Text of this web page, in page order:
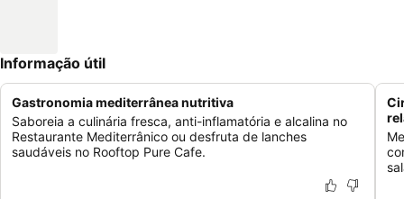
Informação útil
Gastronomia mediterrânea nutritiva
Saboreia a culinária fresca, anti-inflamatória e alcalina no
Restaurante Mediterrânico ou desfruta de lanches
saudáveis no Rooftop Pure Cafe.